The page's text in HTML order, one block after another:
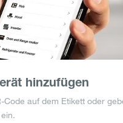
hinzufügen
Code auf dem Etikett oder